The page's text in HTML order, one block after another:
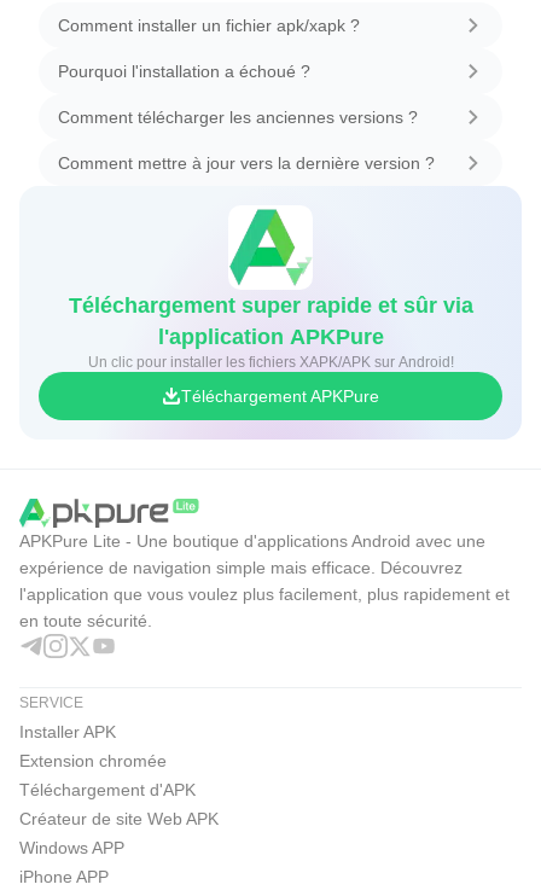
Comment installer un fichier apk/xapk ?
Pourquoi l'installation a échoué ?
Comment télécharger les anciennes versions ?
Comment mettre à jour vers la dernière version ?
Téléchargement super rapide et sûr via
l'application APKPure
Un clic pour installer les fichiers XAPK/APK sur Android!
Téléchargement APKPure
APKPure Lite - Une boutique d'applications Android avec une
expérience de navigation simple mais efficace. Découvrez
l'application que vous voulez plus facilement, plus rapidement et
en toute sécurité.
SERVICE
Installer APK
Extension chromée
Téléchargement d'APK
Créateur de site Web APK
Windows APP
iPhone APP